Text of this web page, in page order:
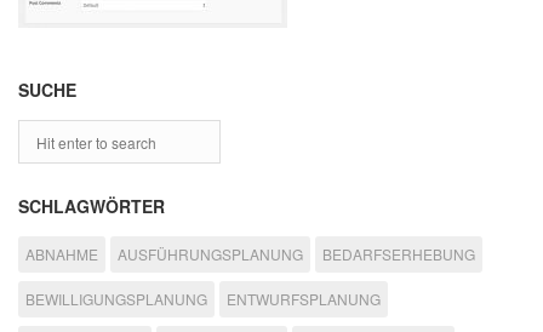
SUCHE
SCHLAGWÖRTER
ABNAHME AUSFÜHRUNGSPLANUNG BEDARFSERHEBUNG
BEWILLIGUNGSPLANUNG ENTWURFSPLANUNG